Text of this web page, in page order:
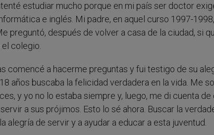
estudiar mucho porque en mi país ser doctor
e inglés. Mi padre, en aquel curso 1997-
preguntó, después de volver a casa de la ciudad, si
colegio.
comencé a hacerme preguntas y fui testigo de su
años buscaba la felicidad verdadera en la vida. Me
y yo no lo estaba siempre y, luego, me di cuenta
a sus prójimos. Esto lo sé ahora. Buscar la
alegría de servir y a ayudar a educar a esta juventud.